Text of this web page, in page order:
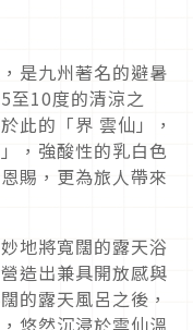
是九州著名的避暑
至10度的清涼之
此的「界 雲仙」，
，強酸性的乳白色
賜，更為旅人帶來
地將寬闊的露天浴
造出兼具開放感與
的露天風呂之後，
悠然沉浸於雲仙溫